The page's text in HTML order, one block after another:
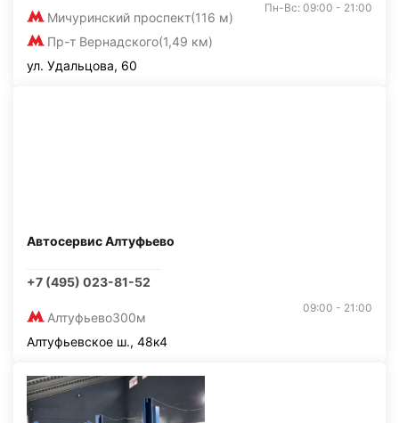
Мичуринский проспект(116 м)
Пр-т Вернадского(1,49 км)
Пн-Вс: 09:00 - 21:00
ул. Удальцова, 60
Автосервис Алтуфьево
+7 (495) 023-81-52
Алтуфьево300м
09:00 - 21:00
Алтуфьевское ш., 48к4